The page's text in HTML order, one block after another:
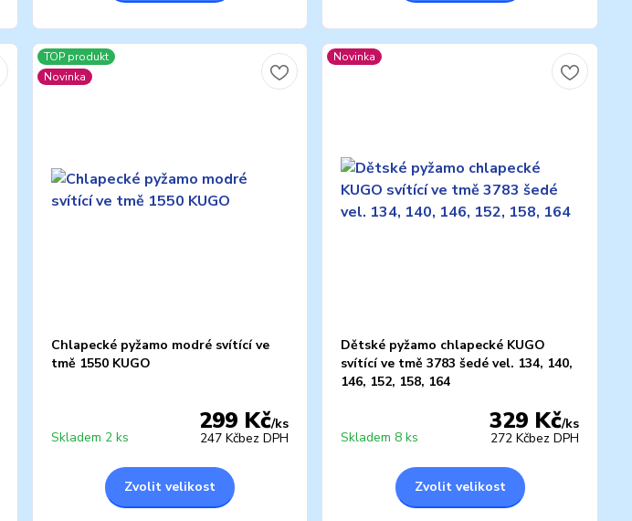
TOP produkt
Novinka
Chlapecké pyžamo modré svítící ve
tmě 1550 KUGO
299 Kč/ks
247 Kčbez DPH
Skladem 2 ks
Zvolit velikost
Novinka
Dětské pyžamo chlapecké KUGO
svítící ve tmě 3783 šedé vel. 134, 140,
146, 152, 158, 164
329 Kč/ks
272 Kčbez DPH
Skladem 8 ks
Zvolit velikost